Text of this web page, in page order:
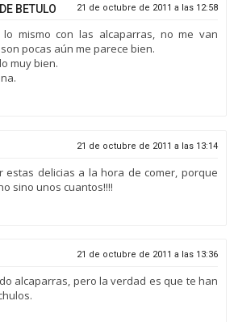
BETULO 21 de octubre de 2011 a las 12:58
mismo con las alcaparras, no me van
pocas aún me parece bien.
muy bien.
21 de octubre de 2011 a las 13:14
estas delicias a la hora de comer, porque
sino unos cuantos!!!!
21 de octubre de 2011 a las 13:36
alcaparras, pero la verdad es que te han